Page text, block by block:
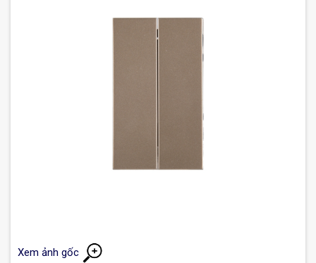
Xem ảnh gốc